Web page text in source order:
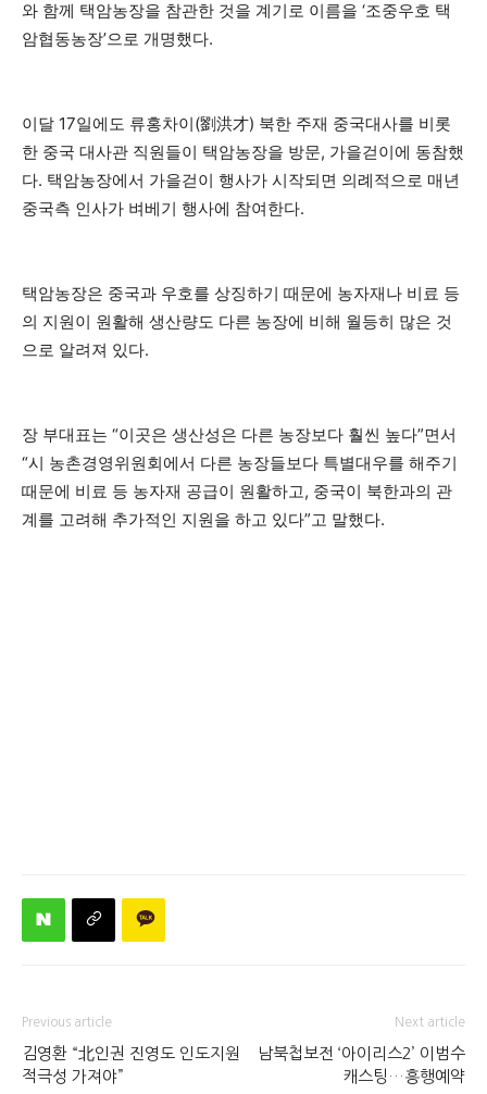
와 함께 택암농장을 참관한 것을 계기로 이름을 ‘조중우호 택
암협동농장’으로 개명했다.
이달 17일에도 류홍차이(劉洪才) 북한 주재 중국대사를 비롯
한 중국 대사관 직원들이 택암농장을 방문, 가을걷이에 동참했
다. 택암농장에서 가을걷이 행사가 시작되면 의례적으로 매년
중국측 인사가 벼베기 행사에 참여한다.
택암농장은 중국과 우호를 상징하기 때문에 농자재나 비료 등
의 지원이 원활해 생산량도 다른 농장에 비해 월등히 많은 것
으로 알려져 있다.
장 부대표는 “이곳은 생산성은 다른 농장보다 훨씬 높다”면서
“시 농촌경영위원회에서 다른 농장들보다 특별대우를 해주기
때문에 비료 등 농자재 공급이 원활하고, 중국이 북한과의 관
계를 고려해 추가적인 지원을 하고 있다”고 말했다.
Previous article
김영환 “北인권 진영도 인도지원
적극성 가져야”
Next article
남북첩보전 ‘아이리스2’ 이범수
캐스팅…흥행예약